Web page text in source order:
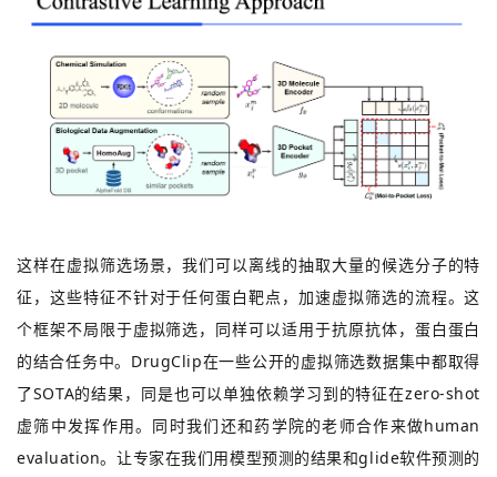
这样在虚拟筛选场景，我们可以离线的抽取大量的候选分子的特
征，这些特征不针对于任何蛋白靶点，加速虚拟筛选的流程。这
个框架不局限于虚拟筛选，同样可以适用于抗原抗体，蛋白蛋白
的结合任务中。DrugClip在一些公开的虚拟筛选数据集中都取得
了SOTA的结果，同是也可以单独依赖学习到的特征在zero-shot
虚筛中发挥作用。同时我们还和药学院的老师合作来做human
evaluation。让专家在我们用模型预测的结果和glide软件预测的